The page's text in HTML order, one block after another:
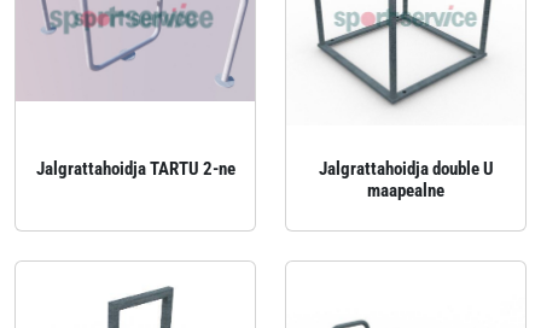
Jalgrattahoidja TARTU 2-ne
Jalgrattahoidja double U
maapealne